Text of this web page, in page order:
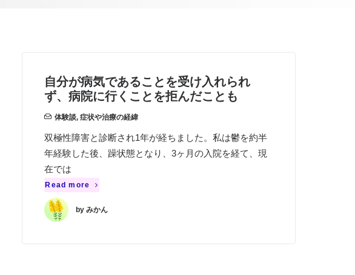
自分が病気であることを受け入れられ
ず、病院に行くことを拒んだことも
体験談, 症状や治療の経緯
双極性障害と診断され1年が経ちました。私は鬱を約半
年経験した後、躁状態となり、3ヶ月の入院を経て、現
在では
Read more
by みかん